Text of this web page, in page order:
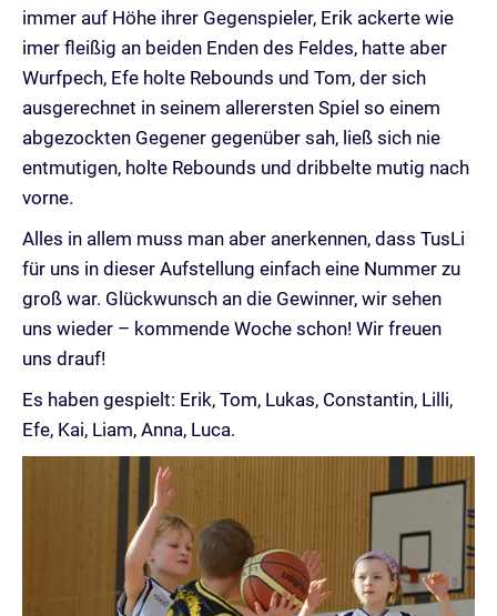
immer auf Höhe ihrer Gegenspieler, Erik ackerte wie
imer fleißig an beiden Enden des Feldes, hatte aber
Wurfpech, Efe holte Rebounds und Tom, der sich
ausgerechnet in seinem allerersten Spiel so einem
abgezockten Gegener gegenüber sah, ließ sich nie
entmutigen, holte Rebounds und dribbelte mutig nach
vorne.
Alles in allem muss man aber anerkennen, dass TusLi
für uns in dieser Aufstellung einfach eine Nummer zu
groß war. Glückwunsch an die Gewinner, wir sehen
uns wieder – kommende Woche schon! Wir freuen
uns drauf!
Es haben gespielt: Erik, Tom, Lukas, Constantin, Lilli,
Efe, Kai, Liam, Anna, Luca.